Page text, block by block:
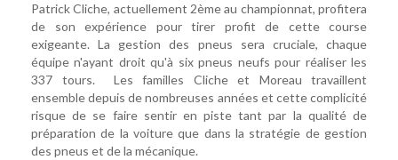
Patrick Cliche, actuellement 2ème au championnat, profitera
de son expérience pour tirer profit de cette course
exigeante. La gestion des pneus sera cruciale, chaque
équipe n'ayant droit qu'à six pneus neufs pour réaliser les
337 tours. Les familles Cliche et Moreau travaillent
ensemble depuis de nombreuses années et cette complicité
risque de se faire sentir en piste tant par la qualité de
préparation de la voiture que dans la stratégie de gestion
des pneus et de la mécanique.